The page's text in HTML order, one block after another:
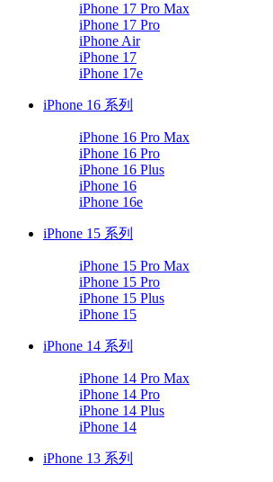
iPhone 17 Pro Max
iPhone 17 Pro
iPhone Air
iPhone 17
iPhone 17e
iPhone 16 系列
iPhone 16 Pro Max
iPhone 16 Pro
iPhone 16 Plus
iPhone 16
iPhone 16e
iPhone 15 系列
iPhone 15 Pro Max
iPhone 15 Pro
iPhone 15 Plus
iPhone 15
iPhone 14 系列
iPhone 14 Pro Max
iPhone 14 Pro
iPhone 14 Plus
iPhone 14
iPhone 13 系列